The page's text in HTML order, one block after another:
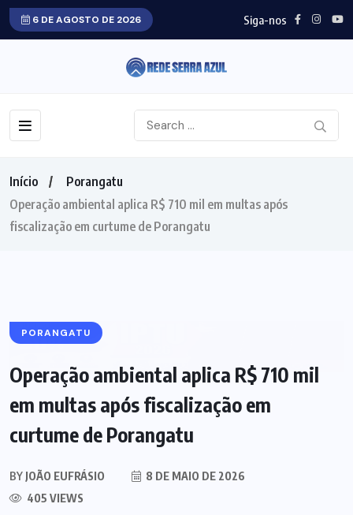
6 DE AGOSTO DE 2026 Siga-nos
Início
Porangatu
Operação ambiental aplica R$ 710 mil em multas após
fiscalização em curtume de Porangatu
PORANGATU
Operação ambiental aplica R$ 710 mil
em multas após fiscalização em
curtume de Porangatu
BY JOÃO EUFRÁSIO
8 DE MAIO DE 2026
405 VIEWS